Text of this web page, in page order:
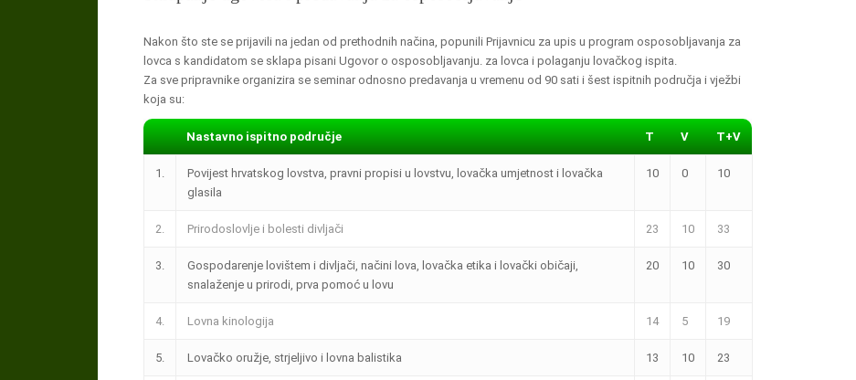
Nakon što ste se prijavili na jedan od prethodnih načina, popunili Prijavnicu za upis u program osposobljavanja za
lovca s kandidatom se sklapa pisani Ugovor o osposobljavanju. za lovca i polaganju lovačkog ispita.
Za sve pripravnike organizira se seminar odnosno predavanja u vremenu od 90 sati i šest ispitnih područja i vježbi
koja su:
Nastavno ispitno područje T V T+V
1.
Povijest hrvatskog lovstva, pravni propisi u lovstvu, lovačka umjetnost i lovačka
glasila
10 0 10
2. Prirodoslovlje i bolesti divljači 23 10 33
3.
Gospodarenje lovištem i divljači, načini lova, lovačka etika i lovački običaji,
snalaženje u prirodi, prva pomoć u lovu
20 10 30
4. Lovna kinologija 14 5 19
5. Lovačko oružje, strjeljivo i lovna balistika 13 10 23